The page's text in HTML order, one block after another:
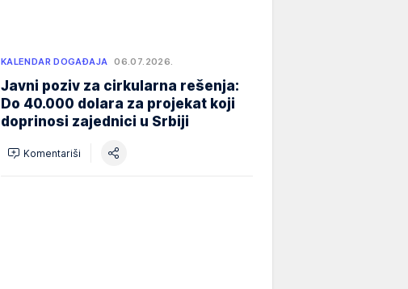
KALENDAR DOGAĐAJA 06.07.2026.
Javni poziv za cirkularna rešenja:
Do 40.000 dolara za projekat koji
doprinosi zajednici u Srbiji
Komentariši